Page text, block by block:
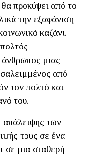
προκύψει από το
την εξαφάνιση
καζάνι.
μιας
από
τον πολτό και
του.
των
τους σε ένα
σε μια σταθερή